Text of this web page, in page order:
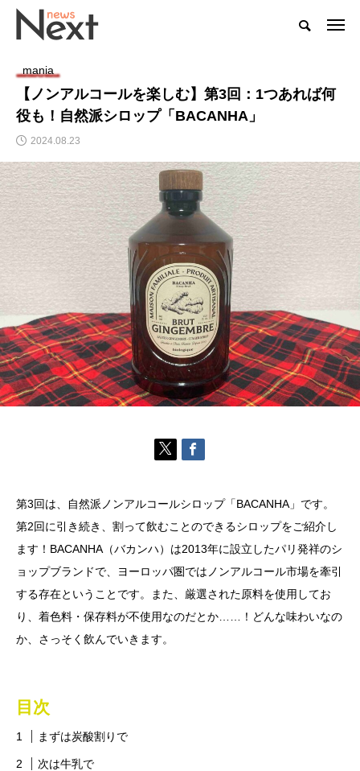
mania
【ノンアルコールを楽しむ】第3回：1つあれば何
役も！自然派シロップ「BACANHA」
2024.08.23
第3回は、自然派ノンアルコールシロップ「BACANHA」です。
第2回に引き続き、割って飲むことのできるシロップをご紹介し
ます！BACANHA（バカンハ）は2013年に設立したパリ発祥のシ
ョップブランドで、ヨーロッパ圏ではノンアルコール市場を牽引
する存在ということです。また、厳選された原料を使用してお
り、着色料・保存料が不使用なのだとか……！どんな味わいなの
か、さっそく飲んでいきます。
目次
まずは炭酸割りで
次は牛乳で